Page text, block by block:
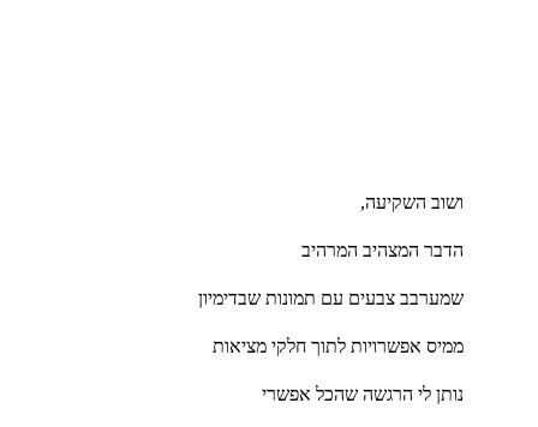
ושוב השקיעה,
הדבר המצהיב המרהיב
שמערבב צבעים עם תמונות שבדימיון
ממיס אפשרויות לתוך חלקי מציאות
נותן לי הרגשה שהכל אפשרי